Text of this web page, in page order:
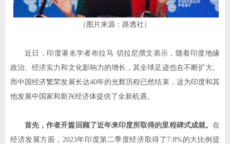
（图片来源：路透社）
近日，印度著名学者布拉马· 切拉尼撰文表示，随着印度地缘
政治、经济实力和文化影响力的增长，其全球足迹也在不断扩大。
而中国经济繁荣发展长达40年的光辉历程已然结束，这为印度和其
他发展中国家和新兴经济体提供了全新机遇。
首先，作者开篇回顾了近年来印度所取得的里程碑式成就。 在
经济发展方面， 2023年印度第二季度经济取得了 7.8%的大比例提